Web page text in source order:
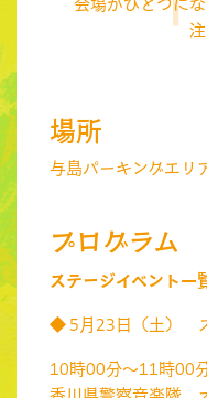
会場がひとつに
場所
与島パーキングエリ
プログラム
ステージイベント
◆ 5月23日（土）
10時00分～11時00